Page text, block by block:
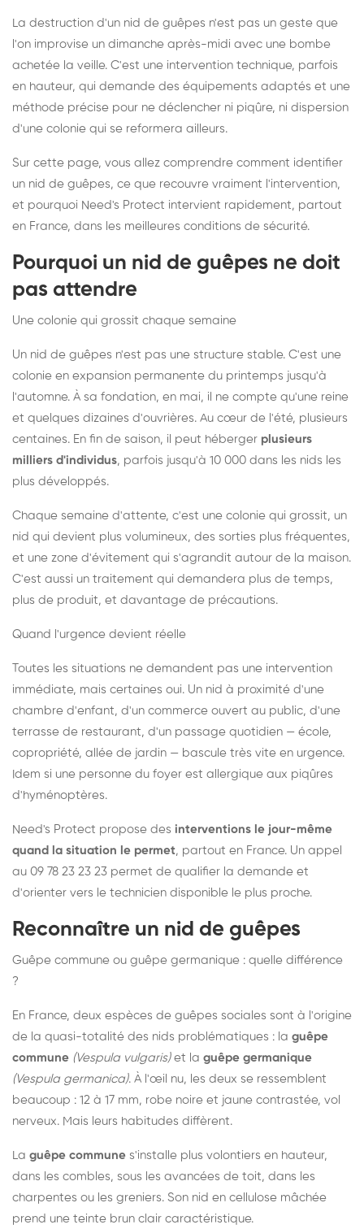
La destruction d'un nid de guêpes n'est pas un geste que
l'on improvise un dimanche après-midi avec une bombe
achetée la veille. C'est une intervention technique, parfois
en hauteur, qui demande des équipements adaptés et une
méthode précise pour ne déclencher ni piqûre, ni dispersion
d'une colonie qui se reformera ailleurs.
Sur cette page, vous allez comprendre comment identifier
un nid de guêpes, ce que recouvre vraiment l'intervention,
et pourquoi Need's Protect intervient rapidement, partout
en France, dans les meilleures conditions de sécurité.
Pourquoi un nid de guêpes ne doit
pas attendre
Une colonie qui grossit chaque semaine
Un nid de guêpes n'est pas une structure stable. C'est une
colonie en expansion permanente du printemps jusqu'à
l'automne. À sa fondation, en mai, il ne compte qu'une reine
et quelques dizaines d'ouvrières. Au cœur de l'été, plusieurs
centaines. En fin de saison, il peut héberger plusieurs
milliers d'individus, parfois jusqu'à 10 000 dans les nids les
plus développés.
Chaque semaine d'attente, c'est une colonie qui grossit, un
nid qui devient plus volumineux, des sorties plus fréquentes,
et une zone d'évitement qui s'agrandit autour de la maison.
C'est aussi un traitement qui demandera plus de temps,
plus de produit, et davantage de précautions.
Quand l'urgence devient réelle
Toutes les situations ne demandent pas une intervention
immédiate, mais certaines oui. Un nid à proximité d'une
chambre d'enfant, d'un commerce ouvert au public, d'une
terrasse de restaurant, d'un passage quotidien — école,
copropriété, allée de jardin — bascule très vite en urgence.
Idem si une personne du foyer est allergique aux piqûres
d'hyménoptères.
Need's Protect propose des interventions le jour-même
quand la situation le permet, partout en France. Un appel
au 09 78 23 23 23 permet de qualifier la demande et
d'orienter vers le technicien disponible le plus proche.
Reconnaître un nid de guêpes
Guêpe commune ou guêpe germanique : quelle différence
?
En France, deux espèces de guêpes sociales sont à l'origine
de la quasi-totalité des nids problématiques : la guêpe
commune (Vespula vulgaris)et la guêpe germanique
(Vespula germanica). À l'œil nu, les deux se ressemblent
beaucoup : 12 à 17 mm, robe noire et jaune contrastée, vol
nerveux. Mais leurs habitudes diffèrent.
La guêpe commune s'installe plus volontiers en hauteur,
dans les combles, sous les avancées de toit, dans les
charpentes ou les greniers. Son nid en cellulose mâchée
prend une teinte brun clair caractéristique.